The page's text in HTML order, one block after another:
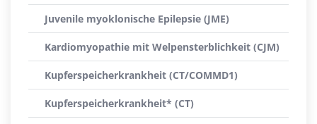
Juvenile myoklonische Epilepsie (JME)
Kardiomyopathie mit Welpensterblichkeit (CJM)
Kupferspeicherkrankheit (CT/COMMD1)
Kupferspeicherkrankheit* (CT)